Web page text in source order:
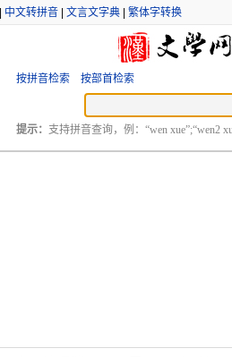
中文转拼音| 文言文字典| 繁体字转换
按拼音检索 按部首检索
提示： 支持拼音查询，例：“wen xue”;“wen2